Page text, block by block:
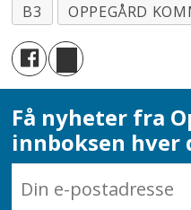
B3
OPPEGÅRD
Få nyheter fra
innboksen hver